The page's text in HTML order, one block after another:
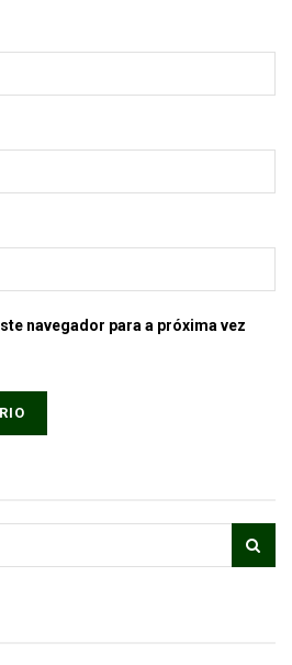
navegador para a próxima vez